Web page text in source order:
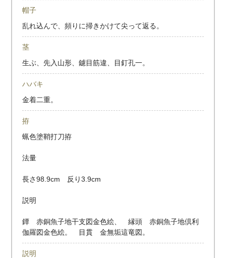
帽子
乱れ込んで、頻りに掃きかけて尖って返る。
茎
生ぶ、先入山形、鑢目筋違、目釘孔一。
ハバキ
金着二重。
拵
蝋色塗鞘打刀拵
法量
長さ98.9cm 反り3.9cm
説明
鐔 赤銅魚子地干支図金色絵、 縁頭 赤銅魚子地倶利
伽羅図金色絵。 目貫 金無垢這竜図。
説明